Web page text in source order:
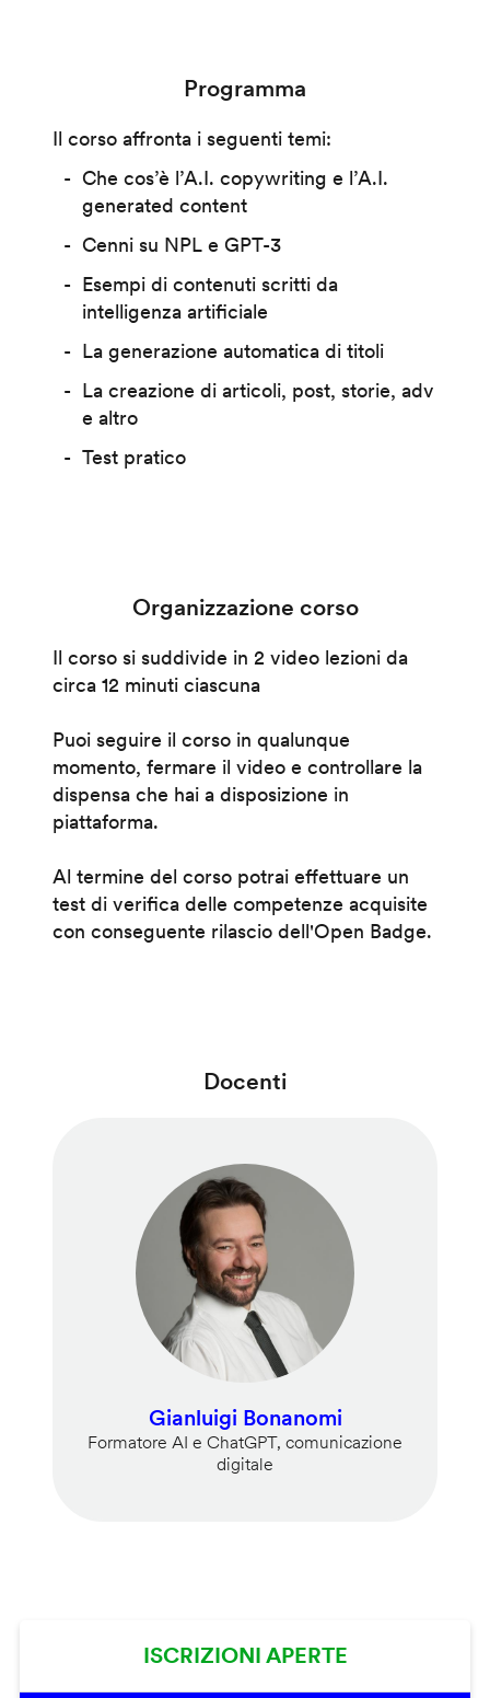
Programma
Il corso affronta i seguenti temi:
Che cos’è l’A.I. copywriting e l’A.I.
generated content
Cenni su NPL e GPT-3
Esempi di contenuti scritti da
intelligenza artificiale
La generazione automatica di titoli
La creazione di articoli, post, storie, adv
e altro
Test pratico
Organizzazione corso
Il corso si suddivide in 2 video lezioni da
circa 12 minuti ciascuna
Puoi seguire il corso in qualunque
momento, fermare il video e controllare la
dispensa che hai a disposizione in
piattaforma.
Al termine del corso potrai effettuare un
test di verifica delle competenze acquisite
con conseguente rilascio dell'Open Badge.
Docenti
Gianluigi Bonanomi
Formatore AI e ChatGPT, comunicazione
digitale
ISCRIZIONI APERTE